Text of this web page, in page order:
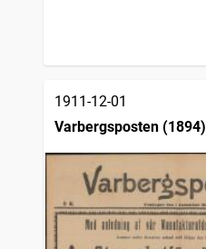
1911-12-01
Varbergsposten (1894)